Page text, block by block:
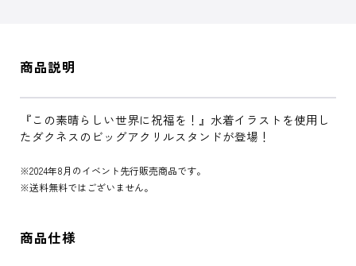
商品説明
『この素晴らしい世界に祝福を！』水着イラストを使用し
たダクネスのビッグアクリルスタンドが登場！
※2024年8月のイベント先行販売商品です。
※送料無料ではございません。
商品仕様